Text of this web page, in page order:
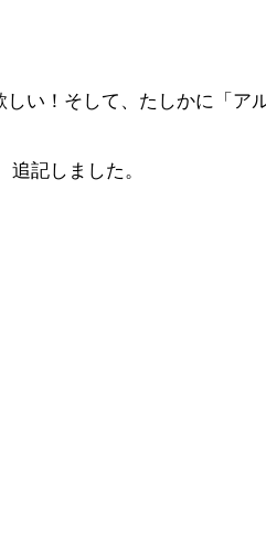
い！そして、たしかに「
記しました。